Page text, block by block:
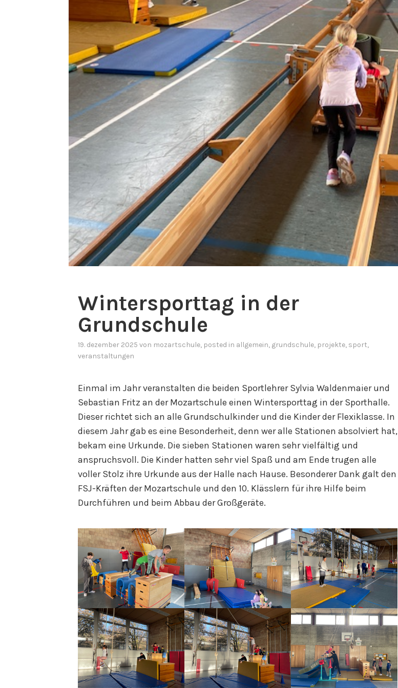
Wintersporttag in der
Grundschule
19. dezember 2025 von mozartschule, posted in allgemein, grundschule, projekte, sport,
veranstaltungen
Einmal im Jahr veranstalten die beiden Sportlehrer Sylvia Waldenmaier und
Sebastian Fritz an der Mozartschule einen Wintersporttag in der Sporthalle.
Dieser richtet sich an alle Grundschulkinder und die Kinder der Flexiklasse. In
diesem Jahr gab es eine Besonderheit, denn wer alle Stationen absolviert hat,
bekam eine Urkunde. Die sieben Stationen waren sehr vielfältig und
anspruchsvoll. Die Kinder hatten sehr viel Spaß und am Ende trugen alle
voller Stolz ihre Urkunde aus der Halle nach Hause. Besonderer Dank galt den
FSJ-Kräften der Mozartschule und den 10. Klässlern für ihre Hilfe beim
Durchführen und beim Abbau der Großgeräte.